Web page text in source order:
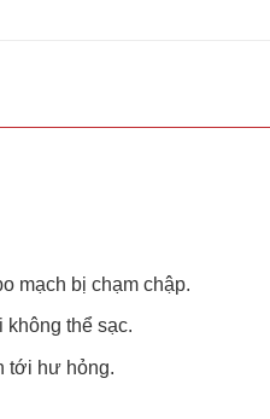
mạch bị chạm chập.
thể sạc.
tới hư hỏng.